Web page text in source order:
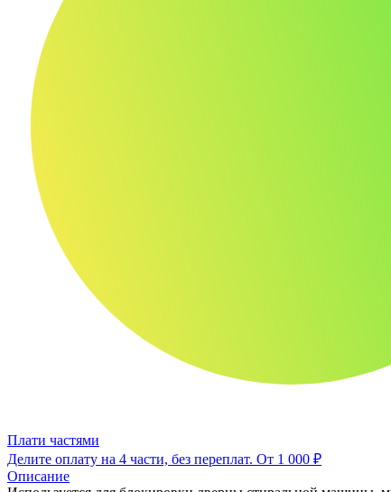
Плати частями
Делите оплату на 4 части, без переплат. От 1 000 ₽
Описание